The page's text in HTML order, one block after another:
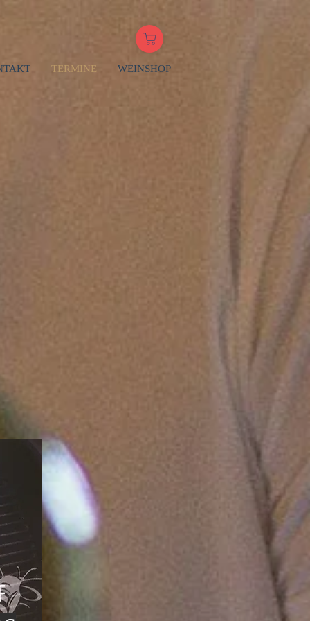
TERMINE WEINSHOP